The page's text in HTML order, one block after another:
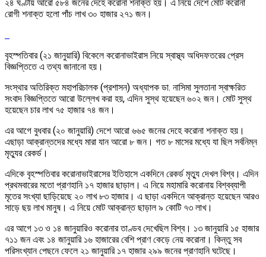
২৪ ঘণ্টায় আরো ৫৮৪ জনের দেহে করোনা শনাক্ত হয়। এ নিয়ে দেশে মোট করোনা
রোগী শনাক্ত হলো পাঁচ লাখ ৩০ হাজার ২৭১ জন।
বৃহস্পতিবার (২১ জানুয়ারি) বিকেলে করোনাভাইরাস নিয়ে স্বাস্থ্য অধিদফতরের প্রেস
বিজ্ঞপ্তিতে এ তথ্য জানানো হয়।
সংস্থার অতিরিক্ত মহাপরিচালক (প্রশাসন) অধ্যাপক ডা. নাসিমা সুলতানা স্বাক্ষরিত
সংবাদ বিজ্ঞপ্তিতে আরো উল্লেখ করা হয়, এদিন সুস্থ হয়েছেন ৬০২ জন। মোট সুস্থ
হয়েছেন চার লাখ ৭৫ হাজার ৭৪ জন।
এর আগে বুধবার (২০ জানুয়ারি) দেশে আরো ৬৬৫ জনের দেহে করোনা শনাক্ত হয়।
এছাড়া আক্রান্তদের মধ্যে মারা যান আরো ৮ জন। গত ৮ মাসের মধ্যে যা ছিল সর্বনিম্ন
মৃত্যুর রেকর্ড।
এদিকে বৃহস্পতিবার করোনাভাইরাসের ইতিহাসে একদিনে রেকর্ড মৃত্যু দেখল বিশ্ব। এদিন
প্রথমবারের মতো প্রাণহানি ১৭ হাজার ছাড়াল। এ নিয়ে মহামারি করোনায় বিশ্বব্যাপী
মৃতের সংখ্যা ছাড়িয়েছে ২০ লাখ ৮৩ হাজার। এ ছাড়া একদিনে আক্রান্ত হয়েছেন আরও
সাড়ে ছয় লাখ মানুষ। এ নিয়ে মোট আক্রান্ত ছাড়াল ৯ কোটি ৭৩ লাখ।
এর আগে ১৩ ও ১৪ জানুয়ারিও করোনার তাণ্ডব দেখেছিল বিশ্ব। ১৩ জানুয়ারি ১৫ হাজার
৭১১ জন এবং ১৪ জানুয়ারি ১৬ হাজারের বেশি প্রাণ কেড়ে নেয় করোনা। কিন্তু সব
পরিসংখ্যান পেছনে ফেলে ২১ জানুয়ারি ১৭ হাজার ২৯৯ জনের প্রাণহানি ঘটেছে।